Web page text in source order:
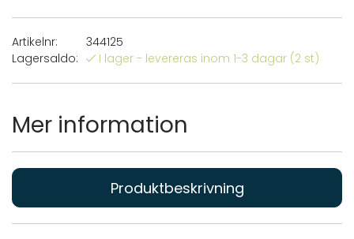
Artikelnr:
344125
Lagersaldo:
I lager - levereras inom 1-3 dagar (2 st)
Mer information
Produktbeskrivning